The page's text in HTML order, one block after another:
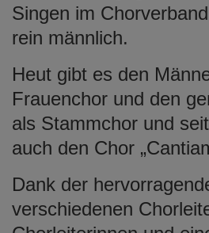
Singen im
rein männlich.
Heut gibt es den
Frauenchor und den
als Stammchor und
auch den Chor
Dank der
verschiedenen